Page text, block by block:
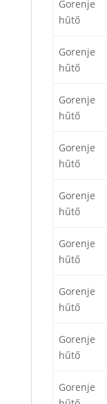
Gorenje
hűtő
Gorenje
hűtő
Gorenje
hűtő
Gorenje
hűtő
Gorenje
hűtő
Gorenje
hűtő
Gorenje
hűtő
Gorenje
hűtő
Gorenje